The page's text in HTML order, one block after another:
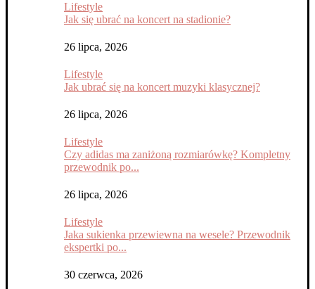
Lifestyle
Jak się ubrać na koncert na stadionie?
26 lipca, 2026
Lifestyle
Jak ubrać się na koncert muzyki klasycznej?
26 lipca, 2026
Lifestyle
Czy adidas ma zaniżoną rozmiarówkę? Kompletny
przewodnik po...
26 lipca, 2026
Lifestyle
Jaka sukienka przewiewna na wesele? Przewodnik
ekspertki po...
30 czerwca, 2026